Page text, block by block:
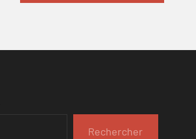
Rechercher